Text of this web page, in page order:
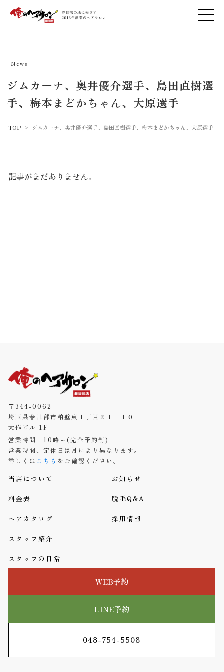
News
ジムカーナ、奥井優介選手、島田直樹選
手、梅本まどかちゃん、大原選手
TOP > ジムカーナ、奥井優介選手、島田直樹選手、梅本まどかちゃん、大原選手
記事がまだありません。
〒344-0062
埼玉県春日部市粕壁東１丁目２１−１０
大作ビル 1F
営業時間 10時～(完全予約制)
営業時間、定休日は月により異なります。
詳しくは こちら をご確認ください。
当店について
料金表
ヘアカタログ
スタッフ紹介
スタッフの日常
お知らせ
脱毛Q&A
採用情報
WEB予約
LINE予約
048-754-5508